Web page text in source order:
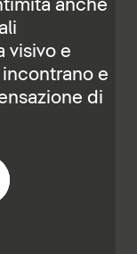
anche
visivo e
e
di